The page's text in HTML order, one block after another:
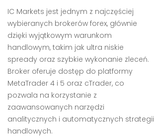
IC Markets jest jednym z najczęściej
wybieranych brokerów forex, głównie
dzięki wyjątkowym warunkom
handlowym, takim jak ultra niskie
spready oraz szybkie wykonanie zleceń.
Broker oferuje dostęp do platformy
MetaTrader 4 i 5 oraz cTrader, co
pozwala na korzystanie z
zaawansowanych narzędzi
analitycznych i automatycznych strategii
handlowych.